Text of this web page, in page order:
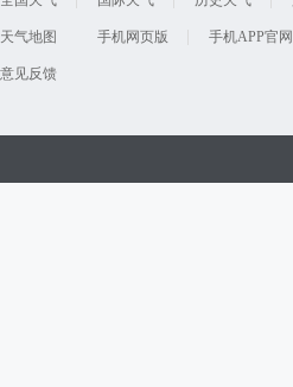
天气地图 手机网页版 手机APP官网
意见反馈